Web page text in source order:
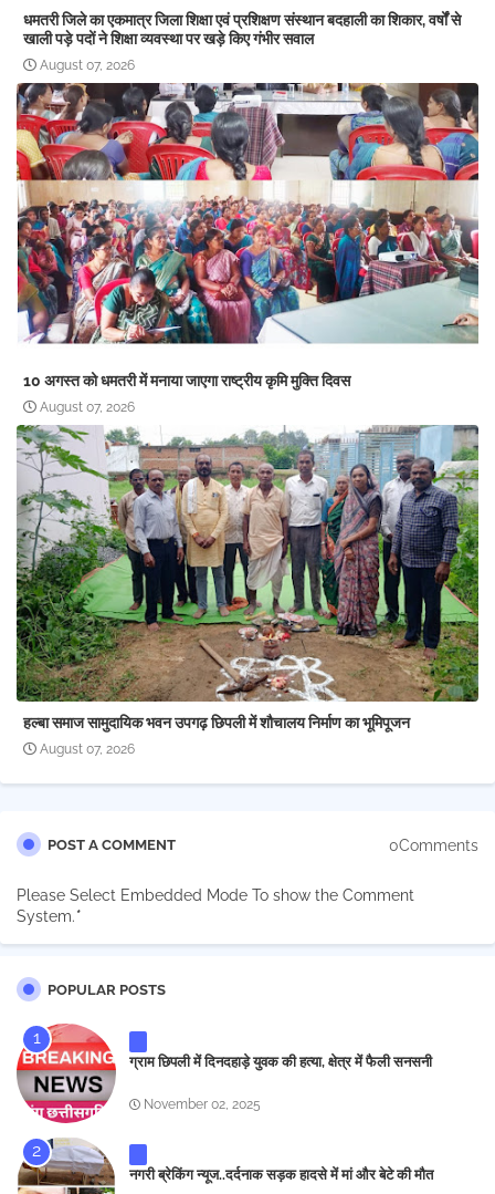
धमतरी जिले का एकमात्र जिला शिक्षा एवं प्रशिक्षण संस्थान बदहाली का शिकार, वर्षों से
खाली पड़े पदों ने शिक्षा व्यवस्था पर खड़े किए गंभीर सवाल
August 07, 2026
10 अगस्त को धमतरी में मनाया जाएगा राष्ट्रीय कृमि मुक्ति दिवस
August 07, 2026
हल्बा समाज सामुदायिक भवन उपगढ़ छिपली में शौचालय निर्माण का भूमिपूजन
August 07, 2026
POST A COMMENT 0Comments
Please Select Embedded Mode To show the Comment
System.*
POPULAR POSTS
ग्राम छिपली में दिनदहाड़े युवक की हत्या, क्षेत्र में फैली सनसनी
November 02, 2025
नगरी ब्रेकिंग न्यूज..दर्दनाक सड़क हादसे में मां और बेटे की मौत